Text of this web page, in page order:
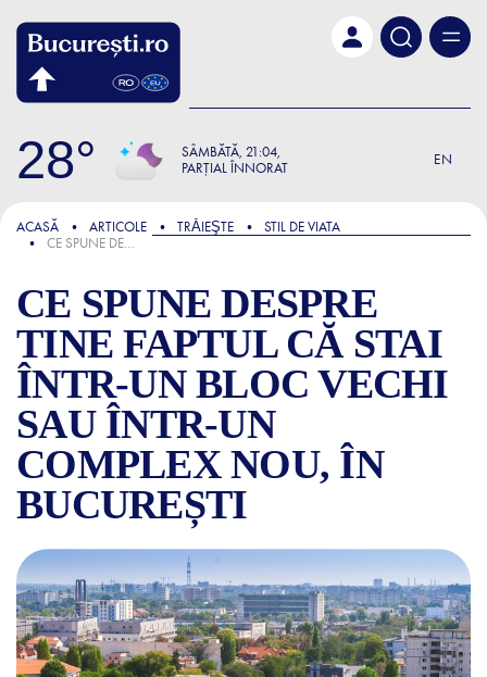
28 SÂMBĂTĂ 21:04
PARȚIAL ÎNNORAT
EN
FOCUS
ACASĂ ARTICOLE TRǍIEŞTE
STIL DE VIATA
CE SPUNE DESPRE TINE FAPTUL CĂ STAI ÎNTR-UN BLOC VECHI SAU ÎNTR-UN COMPLEX NOU, ÎN BUCUREȘTI
CE SPUNE DESPRE
TINE FAPTUL CĂ STAI
ÎNTR-UN BLOC VECHI
SAU ÎNTR-UN
COMPLEX NOU, ÎN
BUCUREȘTI
CE SPUNE DESPRE TINE